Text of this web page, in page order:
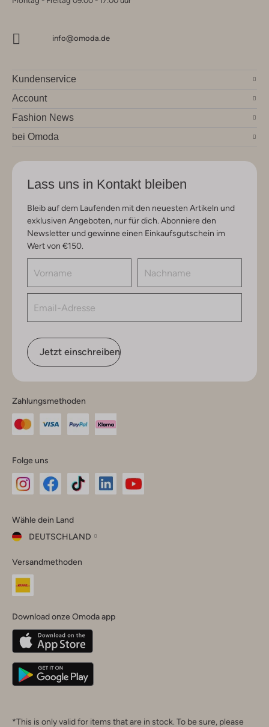
info@omoda.de
Kundenservice
Account
Fashion News
bei Omoda
Lass uns in Kontakt bleiben
Bleib auf dem Laufenden mit den neuesten Artikeln und
exklusiven Angeboten, nur für dich. Abonniere den
Newsletter und gewinne einen Einkaufsgutschein im
Wert von €150.
Jetzt einschreiben
Zahlungsmethoden
Folge uns
Instagram
Facebook
TikTok
Wähle dein Land
DEUTSCHLAND
dein
Land
Belgique(Français)
Deutschland
Versandmethoden
Download onze Omoda app
*This is only valid for items that are in stock. To be sure, please